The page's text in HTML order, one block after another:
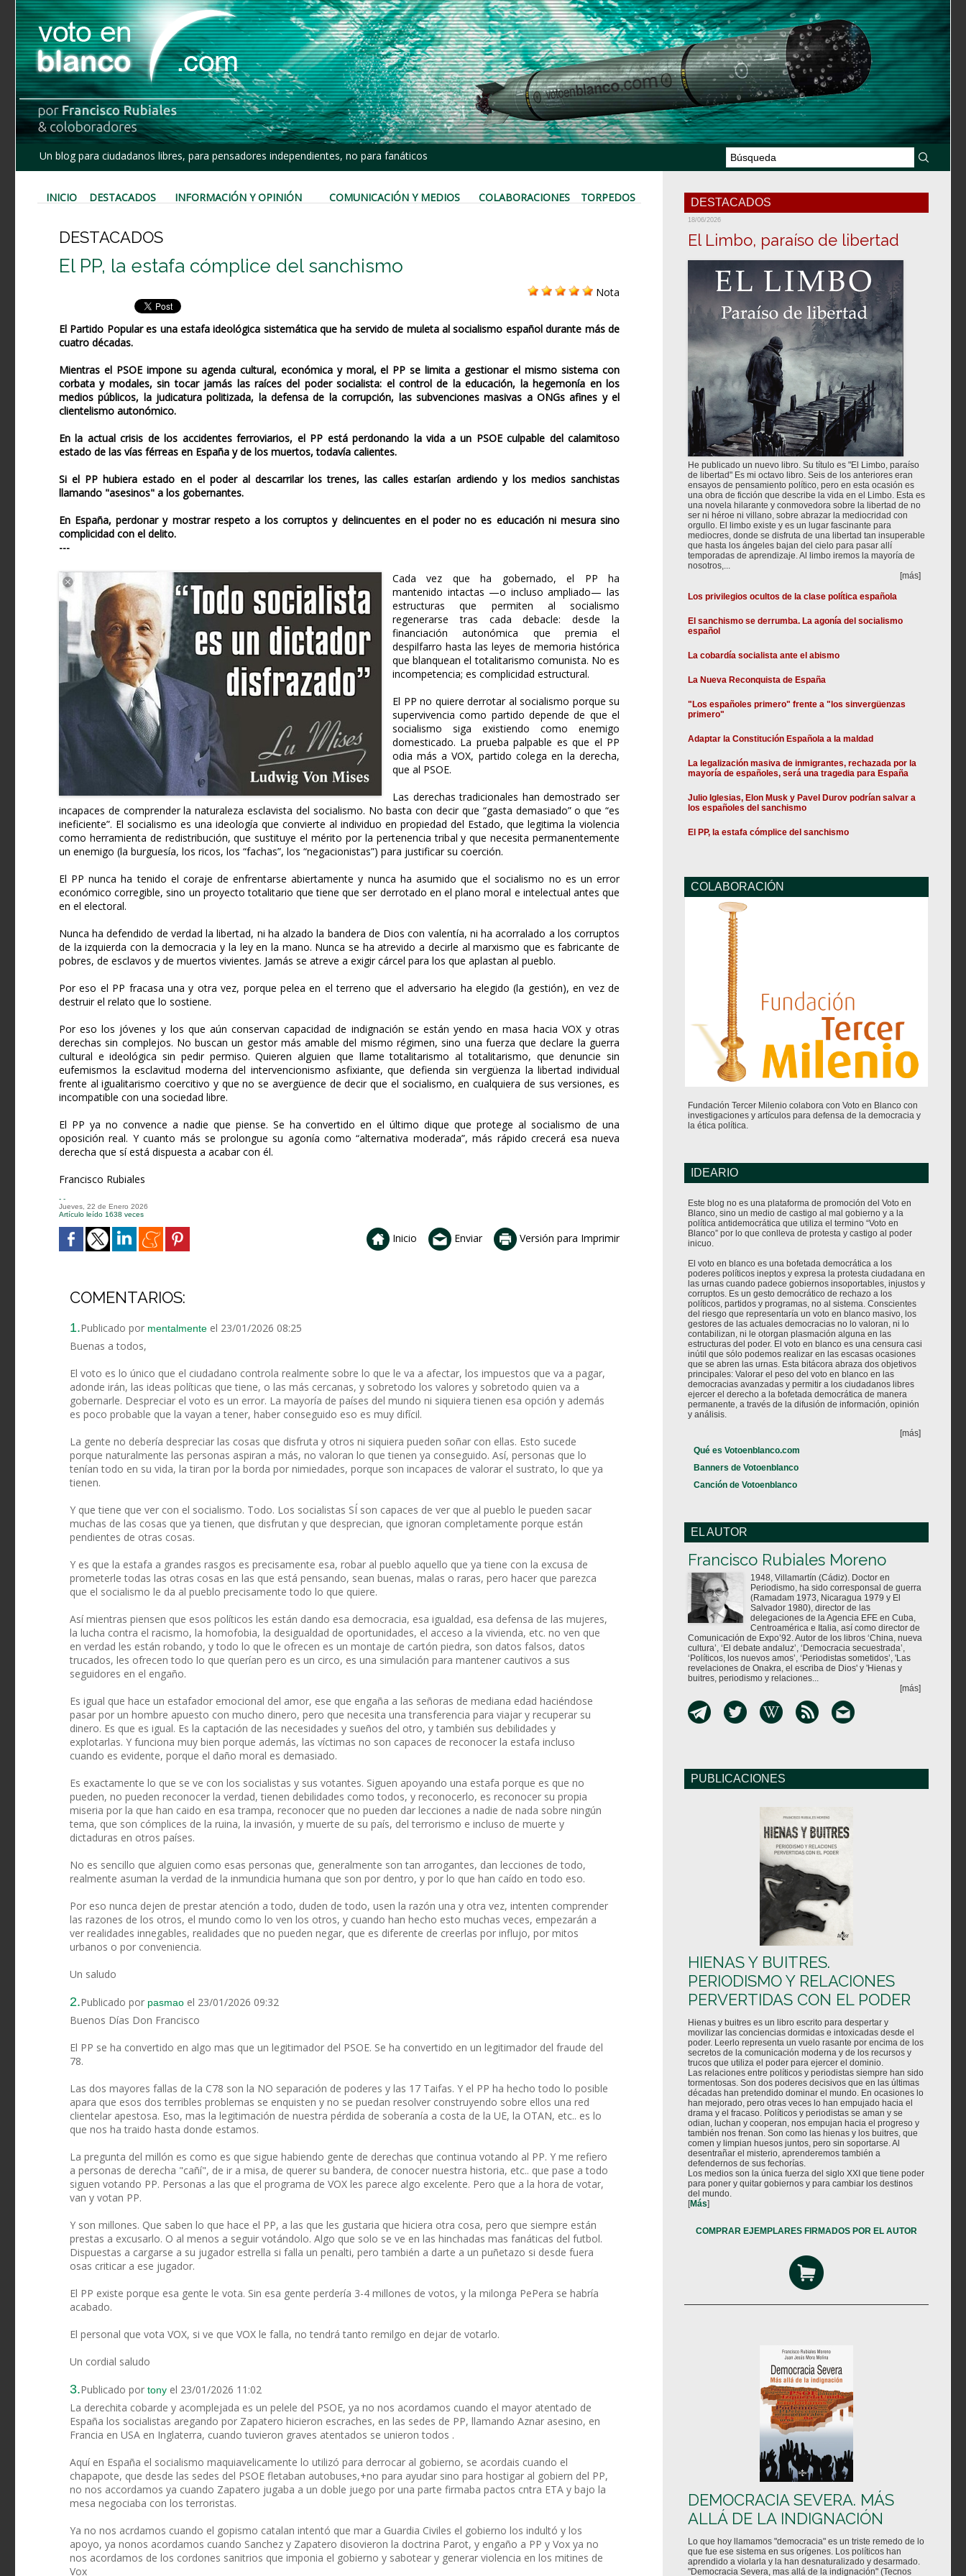
Un blog para ciudadanos libres, para pensadores independientes, no para fanáticos
INICIO DESTACADOS INFORMACIÓN Y OPINIÓN COMUNICACIÓN Y MEDIOS COLABORACIONES TORPEDOS
DESTACADOS
El PP, la estafa cómplice del sanchismo
Nota
El Partido Popular es una estafa ideológica sistemática que ha servido de muleta al socialismo español durante más de
cuatro décadas.
Mientras el PSOE impone su agenda cultural, económica y moral, el PP se limita a gestionar el mismo sistema con
corbata y modales, sin tocar jamás las raíces del poder socialista: el control de la educación, la hegemonía en los
medios públicos, la judicatura politizada, la defensa de la corrupción, las subvenciones masivas a ONGs afines y el
clientelismo autonómico.
En la actual crisis de los accidentes ferroviarios, el PP está perdonando la vida a un PSOE culpable del calamitoso
estado de las vías férreas en España y de los muertos, todavía calientes.
Si el PP hubiera estado en el poder al descarrilar los trenes, las calles estarían ardiendo y los medios sanchistas
llamando "asesinos" a los gobernantes.
En España, perdonar y mostrar respeto a los corruptos y delincuentes en el poder no es educación ni mesura sino
complicidad con el delito.
---
Cada vez que ha gobernado, el PP ha
mantenido intactas —o incluso ampliado— las
estructuras que permiten al socialismo
regenerarse tras cada debacle: desde la
financiación autonómica que premia el
despilfarro hasta las leyes de memoria histórica
que blanquean el totalitarismo comunista. No es
incompetencia; es complicidad estructural.
El PP no quiere derrotar al socialismo porque su
supervivencia como partido depende de que el
socialismo siga existiendo como enemigo
domesticado. La prueba palpable es que el PP
odia más a VOX, partido colega en la derecha,
que al PSOE.
Las derechas tradicionales han demostrado ser
incapaces de comprender la naturaleza esclavista del socialismo. No basta con decir que “gasta demasiado” o que “es
ineficiente”. El socialismo es una ideología que convierte al individuo en propiedad del Estado, que legitima la violencia
como herramienta de redistribución, que sustituye el mérito por la pertenencia tribal y que necesita permanentemente
un enemigo (la burguesía, los ricos, los “fachas”, los “negacionistas”) para justificar su coerción.
El PP nunca ha tenido el coraje de enfrentarse abiertamente y nunca ha asumido que el socialismo no es un error
económico corregible, sino un proyecto totalitario que tiene que ser derrotado en el plano moral e intelectual antes que
en el electoral.
Nunca ha defendido de verdad la libertad, ni ha alzado la bandera de Dios con valentía, ni ha acorralado a los corruptos
de la izquierda con la democracia y la ley en la mano. Nunca se ha atrevido a decirle al marxismo que es fabricante de
pobres, de esclavos y de muertos vivientes. Jamás se atreve a exigir cárcel para los que aplastan al pueblo.
Por eso el PP fracasa una y otra vez, porque pelea en el terreno que el adversario ha elegido (la gestión), en vez de
destruir el relato que lo sostiene.
Por eso los jóvenes y los que aún conservan capacidad de indignación se están yendo en masa hacia VOX y otras
derechas sin complejos. No buscan un gestor más amable del mismo régimen, sino una fuerza que declare la guerra
cultural e ideológica sin pedir permiso. Quieren alguien que llame totalitarismo al totalitarismo, que denuncie sin
eufemismos la esclavitud moderna del intervencionismo asfixiante, que defienda sin vergüenza la libertad individual
frente al igualitarismo coercitivo y que no se avergüence de decir que el socialismo, en cualquiera de sus versiones, es
incompatible con una sociedad libre.
El PP ya no convence a nadie que piense. Se ha convertido en el último dique que protege al socialismo de una
oposición real. Y cuanto más se prolongue su agonía como “alternativa moderada”, más rápido crecerá esa nueva
derecha que sí está dispuesta a acabar con él.
Francisco Rubiales
- -
Jueves, 22 de Enero 2026
Artículo leído 1638 veces
Inicio Enviar Versión para Imprimir
COMENTARIOS:
1.Publicado por mentalmente el 23/01/2026 08:25
Buenas a todos,
El voto es lo único que el ciudadano controla realmente sobre lo que le va a afectar, los impuestos que va a pagar,
adonde irán, las ideas políticas que tiene, o las más cercanas, y sobretodo los valores y sobretodo quien va a
gobernarle. Despreciar el voto es un error. La mayoría de países del mundo ni siquiera tienen esa opción y además
es poco probable que la vayan a tener, haber conseguido eso es muy difícil.
La gente no debería despreciar las cosas que disfruta y otros ni siquiera pueden soñar con ellas. Esto sucede
porque naturalmente las personas aspiran a más, no valoran lo que tienen ya conseguido. Así, personas que lo
tenían todo en su vida, la tiran por la borda por nimiedades, porque son incapaces de valorar el sustrato, lo que ya
tienen.
Y que tiene que ver con el socialismo. Todo. Los socialistas SÍ son capaces de ver que al pueblo le pueden sacar
muchas de las cosas que ya tienen, que disfrutan y que desprecian, que ignoran completamente porque están
pendientes de otras cosas.
Y es que la estafa a grandes rasgos es precisamente esa, robar al pueblo aquello que ya tiene con la excusa de
prometerle todas las otras cosas en las que está pensando, sean buenas, malas o raras, pero hacer que parezca
que el socialismo le da al pueblo precisamente todo lo que quiere.
Así mientras piensen que esos políticos les están dando esa democracia, esa igualdad, esa defensa de las mujeres,
la lucha contra el racismo, la homofobia, la desigualdad de oportunidades, el acceso a la vivienda, etc. no ven que
en verdad les están robando, y todo lo que le ofrecen es un montaje de cartón piedra, son datos falsos, datos
trucados, les ofrecen todo lo que querían pero es un circo, es una simulación para mantener cautivos a sus
seguidores en el engaño.
Es igual que hace un estafador emocional del amor, ese que engaña a las señoras de mediana edad haciéndose
pasar por un hombre apuesto con mucho dinero, pero que necesita una transferencia para viajar y recuperar su
dinero. Es que es igual. Es la captación de las necesidades y sueños del otro, y también sus debilidades y
explotarlas. Y funciona muy bien porque además, las víctimas no son capaces de reconocer la estafa incluso
cuando es evidente, porque el daño moral es demasiado.
Es exactamente lo que se ve con los socialistas y sus votantes. Siguen apoyando una estafa porque es que no
pueden, no pueden reconocer la verdad, tienen debilidades como todos, y reconocerlo, es reconocer su propia
miseria por la que han caido en esa trampa, reconocer que no pueden dar lecciones a nadie de nada sobre ningún
tema, que son cómplices de la ruina, la invasión, y muerte de su país, del terrorismo e incluso de muerte y
dictaduras en otros países.
No es sencillo que alguien como esas personas que, generalmente son tan arrogantes, dan lecciones de todo,
realmente asuman la verdad de la inmundicia humana que son por dentro, y por lo que han caído en todo eso.
Por eso nunca dejen de prestar atención a todo, duden de todo, usen la razón una y otra vez, intenten comprender
las razones de los otros, el mundo como lo ven los otros, y cuando han hecho esto muchas veces, empezarán a
ver realidades innegables, realidades que no pueden negar, que es diferente de creerlas por influjo, por mitos
urbanos o por conveniencia.
Un saludo
2.Publicado por pasmao el 23/01/2026 09:32
Buenos Días Don Francisco
El PP se ha convertido en algo mas que un legitimador del PSOE. Se ha convertido en un legitimador del fraude del
78.
Las dos mayores fallas de la C78 son la NO separación de poderes y las 17 Taifas. Y el PP ha hecho todo lo posible
apara que esos dos terribles problemas se enquisten y no se puedan resolver construyendo sobre ellos una red
clientelar apestosa. Eso, mas la legitimación de nuestra pérdida de soberanía a costa de la UE, la OTAN, etc.. es lo
que nos ha traido hasta donde estamos.
La pregunta del millón es como es que sigue habiendo gente de derechas que continua votando al PP. Y me refiero
a personas de derecha "cañí", de ir a misa, de querer su bandera, de conocer nuestra historia, etc.. que pase a todo
siguen votando PP. Personas a las que el programa de VOX les parece algo excelente. Pero que a la hora de votar,
van y votan PP.
Y son millones. Que saben lo que hace el PP, a las que les gustaria que hiciera otra cosa, pero que siempre están
prestas a excusarlo. O al menos a seguir votándolo. Algo que solo se ve en las hinchadas mas fanáticas del futbol.
Dispuestas a cargarse a su jugador estrella si falla un penalti, pero también a darte a un puñetazo si desde fuera
osas criticar a ese jugador.
El PP existe porque esa gente le vota. Sin esa gente perdería 3-4 millones de votos, y la milonga PePera se habría
acabado.
El personal que vota VOX, si ve que VOX le falla, no tendrá tanto remilgo en dejar de votarlo.
Un cordial saludo
3.Publicado por tony el 23/01/2026 11:02
La derechita cobarde y acomplejada es un pelele del PSOE, ya no nos acordamos cuando el mayor atentado de
España los socialistas aregando por Zapatero hicieron escraches, en las sedes de PP, llamando Aznar asesino, en
Francia en USA en Inglaterra, cuando tuvieron graves atentados se unieron todos .
Aquí en España el socialismo maquiavelicamente lo utilizó para derrocar al gobierno, se acordais cuando el
chapapote, que desde las sedes del PSOE fletaban autobuses,+no para ayudar sino para hostigar al gobiern del PP,
no nos accordamos ya cuando Zapatero jugaba a un doble juego por una parte firmaba pactos cntra ETA y bajo la
mesa negociaba con los terroristas.
Ya no nos acrdamos cuando el gopismo catalan intentó que mar a Guardia Civiles el gobierno los indultó y los
apoyo, ya nonos acordamos cuando Sanchez y Zapatero disovieron la doctrina Parot, y engaño a PP y Vox ya no
nos acordamos de los cordones sanitrios que imponia el gobierno y sabotear y generar violencia en los mitines de
Vox
DESTACADOS
18/06/2026
El Limbo, paraíso de libertad
He publicado un nuevo libro. Su título es "El Limbo, paraíso
de libertad" Es mi octavo libro. Seis de los anteriores eran
ensayos de pensamiento político, pero en esta ocasión es
una obra de ficción que describe la vida en el Limbo. Esta es
una novela hilarante y conmovedora sobre la libertad de no
ser ni héroe ni villano, sobre abrazar la mediocridad con
orgullo. El limbo existe y es un lugar fascinante para
mediocres, donde se disfruta de una libertad tan insuperable
que hasta los ángeles bajan del cielo para pasar allí
temporadas de aprendizaje. Al limbo iremos la mayoría de
nosotros,...
[más]
Los privilegios ocultos de la clase política española
El sanchismo se derrumba. La agonía del socialismo
español
La cobardía socialista ante el abismo
La Nueva Reconquista de España
"Los españoles primero" frente a "los sinvergüenzas
primero"
Adaptar la Constitución Española a la maldad
La legalización masiva de inmigrantes, rechazada por la
mayoría de españoles, será una tragedia para España
Julio Iglesias, Elon Musk y Pavel Durov podrían salvar a
los españoles del sanchismo
El PP, la estafa cómplice del sanchismo
COLABORACIÓN
Fundación Tercer Milenio colabora con Voto en Blanco con
investigaciones y artículos para defensa de la democracia y
la ética política.
IDEARIO
Este blog no es una plataforma de promoción del Voto en
Blanco, sino un medio de castigo al mal gobierno y a la
política antidemocrática que utiliza el termino “Voto en
Blanco” por lo que conlleva de protesta y castigo al poder
inicuo.
El voto en blanco es una bofetada democrática a los
poderes políticos ineptos y expresa la protesta ciudadana en
las urnas cuando padece gobiernos insoportables, injustos y
corruptos. Es un gesto democrático de rechazo a los
políticos, partidos y programas, no al sistema. Conscientes
del riesgo que representaría un voto en blanco masivo, los
gestores de las actuales democracias no lo valoran, ni lo
contabilizan, ni le otorgan plasmación alguna en las
estructuras del poder. El voto en blanco es una censura casi
inútil que sólo podemos realizar en las escasas ocasiones
que se abren las urnas. Esta bitácora abraza dos objetivos
principales: Valorar el peso del voto en blanco en las
democracias avanzadas y permitir a los ciudadanos libres
ejercer el derecho a la bofetada democrática de manera
permanente, a través de la difusión de información, opinión
y análisis.
[más]
Qué es Votoenblanco.com
Banners de Votoenblanco
Canción de Votoenblanco
EL AUTOR
Francisco Rubiales Moreno
1948, Villamartín (Cádiz). Doctor en
Periodismo, ha sido corresponsal de guerra
(Ramadam 1973, Nicaragua 1979 y El
Salvador 1980), director de las
delegaciones de la Agencia EFE en Cuba,
Centroamérica e Italia, así como director de
Comunicación de Expo’92. Autor de los libros ‘China, nueva
cultura’, ‘El debate andaluz’, ‘Democracia secuestrada’,
‘Políticos, los nuevos amos’, ‘Periodistas sometidos’, 'Las
revelaciones de Onakra, el escriba de Dios' y 'Hienas y
buitres, periodismo y relaciones...
[más]
PUBLICACIONES
HIENAS Y BUITRES.
PERIODISMO Y RELACIONES
PERVERTIDAS CON EL PODER
Hienas y buitres es un libro escrito para despertar y
movilizar las conciencias dormidas e intoxicadas desde el
poder. Leerlo representa un vuelo rasante por encima de los
secretos de la comunicación moderna y de los recursos y
trucos que utiliza el poder para ejercer el dominio.
Las relaciones entre políticos y periodistas siempre han sido
tormentosas. Son dos poderes decisivos que en las últimas
décadas han pretendido dominar el mundo. En ocasiones lo
han mejorado, pero otras veces lo han empujado hacia el
drama y el fracaso. Políticos y periodistas se aman y se
odian, luchan y cooperan, nos empujan hacia el progreso y
también nos frenan. Son como las hienas y los buitres, que
comen y limpian huesos juntos, pero sin soportarse. Al
desentrañar el misterio, aprenderemos también a
defendernos de sus fechorías.
Los medios son la única fuerza del siglo XXI que tiene poder
para poner y quitar gobiernos y para cambiar los destinos
del mundo.
[Más]
COMPRAR EJEMPLARES FIRMADOS POR EL AUTOR
DEMOCRACIA SEVERA. MÁS
ALLÁ DE LA INDIGNACIÓN
Lo que hoy llamamos "democracia" es un triste remedo de lo
que fue ese sistema en sus orígenes. Los políticos han
aprendido a violarla y la han desnaturalizado y desarmado.
"Democracia Severa, mas allá de la indignación" (Tecnos